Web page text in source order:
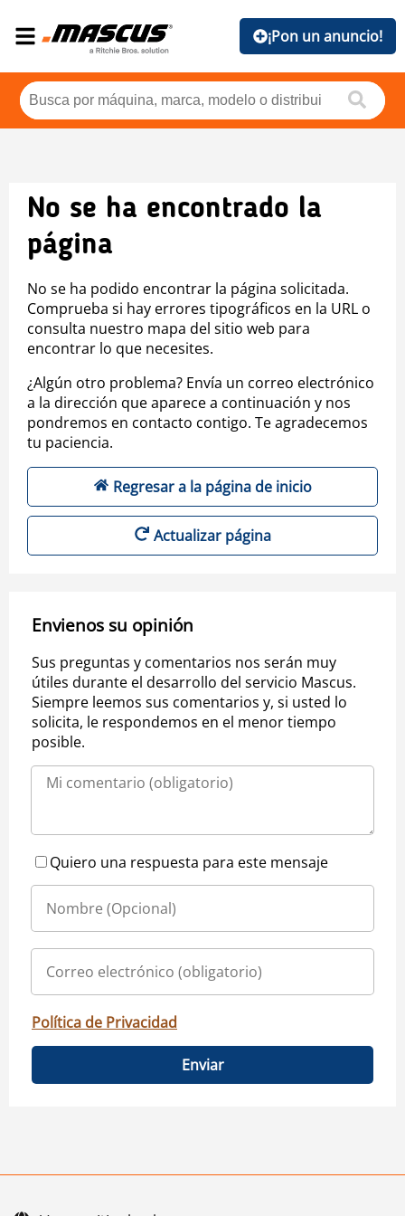
¡Pon un anuncio!
No se ha encontrado la
página
No se ha podido encontrar la página solicitada.
Comprueba si hay errores tipográficos en la URL o
consulta nuestro mapa del sitio web para
encontrar lo que necesites.
¿Algún otro problema? Envía un correo electrónico
a la dirección que aparece a continuación y nos
pondremos en contacto contigo. Te agradecemos
tu paciencia.
Regresar a la página de inicio
Actualizar página
Envienos su opinión
Sus preguntas y comentarios nos serán muy
útiles durante el desarrollo del servicio Mascus.
Siempre leemos sus comentarios y, si usted lo
solicita, le respondemos en el menor tiempo
posible.
Quiero una respuesta para este mensaje
Política de Privacidad
Enviar